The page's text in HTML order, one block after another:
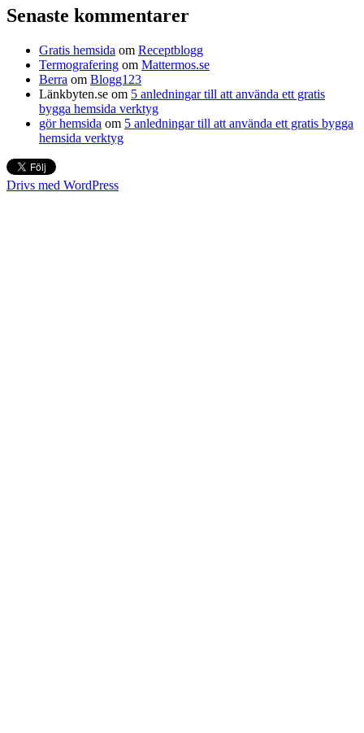
Senaste kommentarer
Gratis hemsida om Receptblogg
Termografering om Mattermos.se
Berra om Blogg123
Länkbyten.se om 5 anledningar till att använda ett gratis
bygga hemsida verktyg
gör hemsida om 5 anledningar till att använda ett gratis bygga
hemsida verktyg
Drivs med WordPress